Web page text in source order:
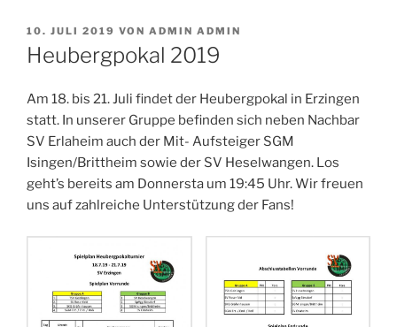
VERÖFFENTLICHT
AM
10. JULI 2019 VON ADMIN ADMIN
Heubergpokal 2019
Am 18. bis 21. Juli findet der Heubergpokal in Erzingen
statt. In unserer Gruppe befinden sich neben Nachbar
SV Erlaheim auch der Mit- Aufsteiger SGM
Isingen/Brittheim sowie der SV Heselwangen. Los
geht’s bereits am Donnersta um 19:45 Uhr. Wir freuen
uns auf zahlreiche Unterstützung der Fans!